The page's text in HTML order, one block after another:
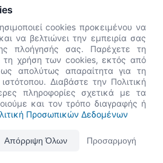
με τις νεότερες εκδόσεις, Google Chrome, Mozilla Firefox,
ήρθες! Είμαι η Νόησις.
μου πώς μπορώ να σε βοηθήσω
cookies προκειμένου να
να βελτιώνει την εμπειρία σας
πλοήγησής σας. Παρέχετε τη
τη χρήση των cookies, εκτός από
απολύτως απαραίτητα για τη
Διαβάστε την Πολιτική
πληροφορίες σχετικά με τα
και τον τρόπο διαγραφής ή
Προσωπικών Δεδομένων
Απόρριψη Όλων Προσαρμογή